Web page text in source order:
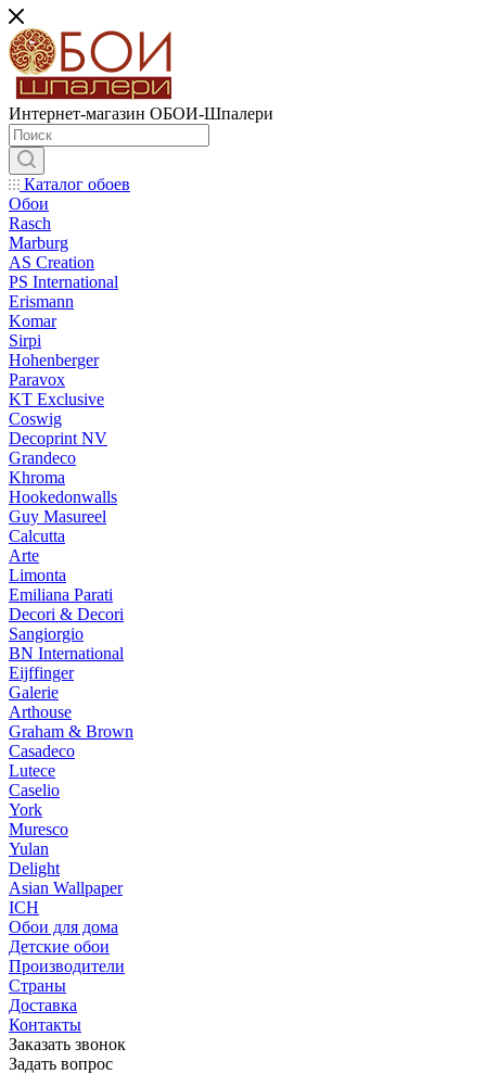
Интернет-магазин ОБОИ-Шпалери
Каталог обоев
Обои
Rasch
Marburg
AS Creation
PS International
Erismann
Komar
Sirpi
Hohenberger
Paravox
KT Exclusive
Coswig
Decoprint NV
Grandeco
Khroma
Hookedonwalls
Guy Masureel
Calcutta
Arte
Limonta
Emiliana Parati
Decori & Decori
Sangiorgio
BN International
Eijffinger
Galerie
Arthouse
Graham & Brown
Casadeco
Lutece
Caselio
York
Muresco
Yulan
Delight
Asian Wallpaper
ICH
Обои для дома
Детские обои
Производители
Страны
Доставка
Контакты
Заказать звонок
Задать вопрос